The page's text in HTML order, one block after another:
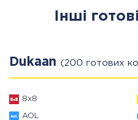
Інші
Dukaan (200 готових
8x8
AOL